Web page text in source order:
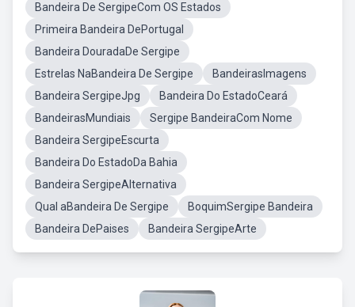
Bandeira De SergipeCom OS Estados
Primeira Bandeira DePortugal
Bandeira DouradaDe Sergipe
Estrelas NaBandeira De Sergipe
BandeirasImagens
Bandeira SergipeJpg
Bandeira Do EstadoCeará
BandeirasMundiais
Sergipe BandeiraCom Nome
Bandeira SergipeEscurta
Bandeira Do EstadoDa Bahia
Bandeira SergipeAlternativa
Qual aBandeira De Sergipe
BoquimSergipe Bandeira
Bandeira DePaises
Bandeira SergipeArte